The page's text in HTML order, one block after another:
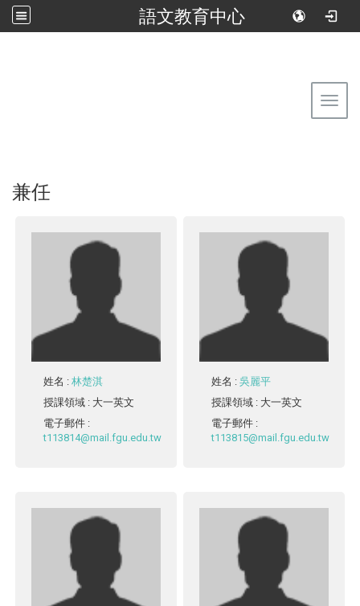
語文教育中心
兼任
姓名 :林楚淇
授課領域 : 大一英文
電子郵件 :
t113814@mail.fgu.edu.tw
姓名 :吳麗平
授課領域 : 大一英文
電子郵件 :
t113815@mail.fgu.edu.tw